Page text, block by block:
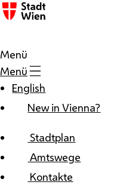
Zum Inhalt
Menü
Menü
English
New in Vienna?
Stadtplan
Amtswege
Kontakte